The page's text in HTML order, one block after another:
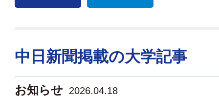
中日新聞掲載の大学記事
お知らせ 2026.04.18